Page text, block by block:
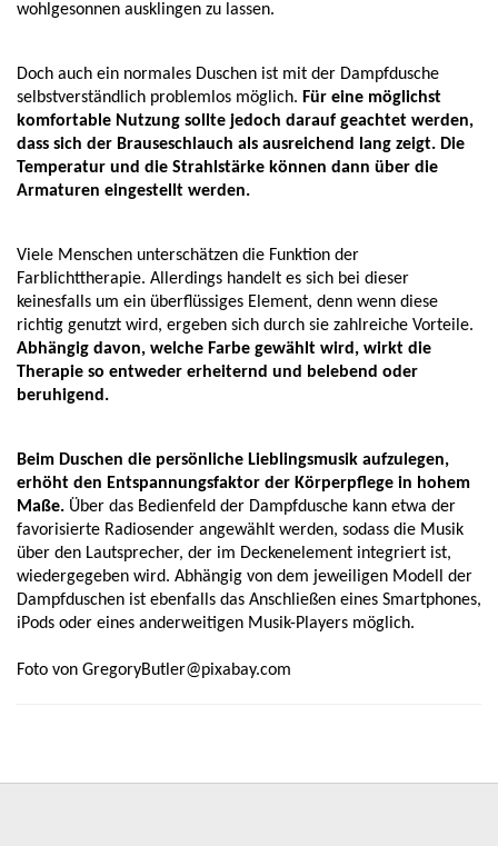
wohlgesonnen ausklingen zu lassen.
Doch auch ein normales Duschen ist mit der Dampfdusche
selbstverständlich problemlos möglich. Für eine möglichst
komfortable Nutzung sollte jedoch darauf geachtet werden,
dass sich der Brauseschlauch als ausreichend lang zeigt. Die
Temperatur und die Strahlstärke können dann über die
Armaturen eingestellt werden.
Viele Menschen unterschätzen die Funktion der
Farblichttherapie. Allerdings handelt es sich bei dieser
keinesfalls um ein überflüssiges Element, denn wenn diese
Abhängig davon, welche Farbe gewählt wird, wirkt die
Therapie so entweder erheiternd und belebend oder
beruhigend.
Beim Duschen die persönliche Lieblingsmusik aufzulegen,
erhöht den Entspannungsfaktor der Körperpflege in hohem
Maße. Über das Bedienfeld der Dampfdusche kann etwa der
favorisierte Radiosender angewählt werden, sodass die Musik
über den Lautsprecher, der im Deckenelement integriert ist,
wiedergegeben wird. Abhängig von dem jeweiligen Modell der
Dampfduschen ist ebenfalls das Anschließen eines Smartphones,
iPods oder eines anderweitigen Musik-Players möglich.
Foto von GregoryButler@pixabay.com